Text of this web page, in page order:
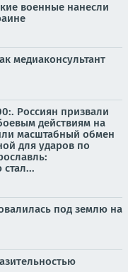
военные нанесли
медиаконсультант
Россиян призвали
действиям на
масштабный обмен
для ударов по
под землю на